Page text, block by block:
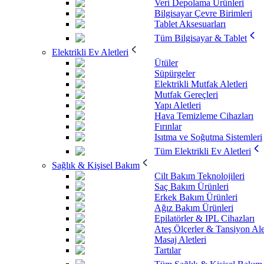
Veri Depolama Ürünleri
Bilgisayar Çevre Birimleri
Tablet Aksesuarları
Tüm Bilgisayar & Tablet
Elektrikli Ev Aletleri
Ütüler
Süpürgeler
Elektrikli Mutfak Aletleri
Mutfak Gereçleri
Yapı Aletleri
Hava Temizleme Cihazları
Fırınlar
Isıtma ve Soğutma Sistemleri
Tüm Elektrikli Ev Aletleri
Sağlık & Kişisel Bakım
Cilt Bakım Teknolojileri
Saç Bakım Ürünleri
Erkek Bakım Ürünleri
Ağız Bakım Ürünleri
Epilatörler & IPL Cihazları
Ateş Ölçerler & Tansiyon
Masaj Aletleri
Tartılar